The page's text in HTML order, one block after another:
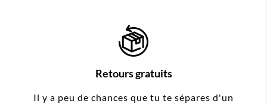
Retours gratuits
Il y a peu de chances que tu te sépares d'un